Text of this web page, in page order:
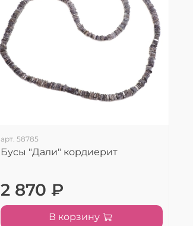
арт.58785
Бусы "Дали" кордиерит
2 870 ₽
В корзину